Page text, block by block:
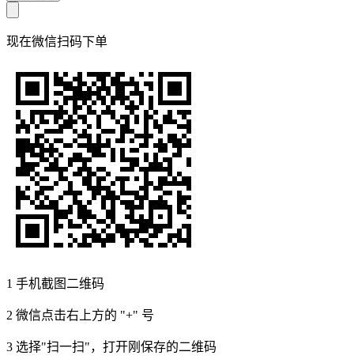
现在微信扫码下单
1 手机截图二维码
2 微信点击右上方的 "+" 号
3 选择"扫一扫"，打开刚保存的二维码